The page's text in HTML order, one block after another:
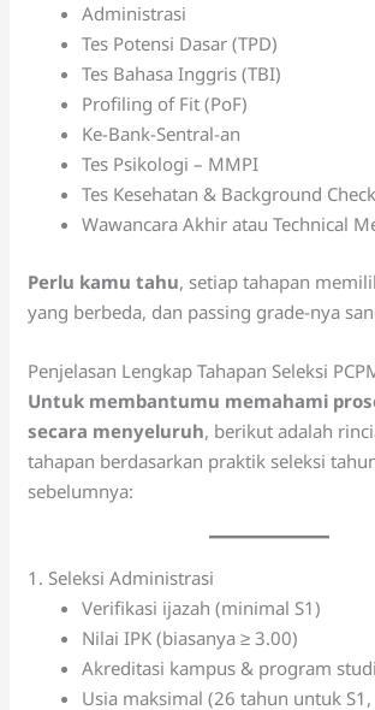
Administrasi
Tes Potensi Dasar (TPD)
Tes Bahasa Inggris (TBI)
Profiling of Fit (PoF)
Ke-Bank-Sentral-an
Tes Psikologi – MMPI
Tes Kesehatan & Background Check
Wawancara Akhir atau Technical
Perlu kamu tahu, setiap tahapan
yang berbeda, dan passing grade-nya
Penjelasan Lengkap Tahapan Seleksi
Untuk membantumu memahami
secara menyeluruh, berikut adalah
tahapan berdasarkan praktik seleksi
sebelumnya:
1. Seleksi Administrasi
Verifikasi ijazah (minimal S1)
Nilai IPK (biasanya ≥ 3.00)
Akreditasi kampus & program studi
Usia maksimal (26 tahun untuk